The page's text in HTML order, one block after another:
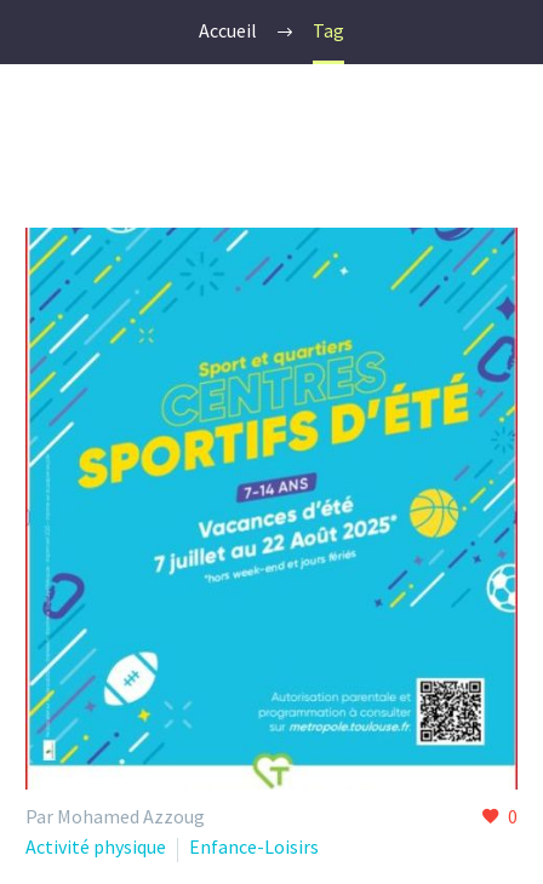
Accueil Tag
0
Par Mohamed Azzoug
Activité physique
Enfance-Loisirs